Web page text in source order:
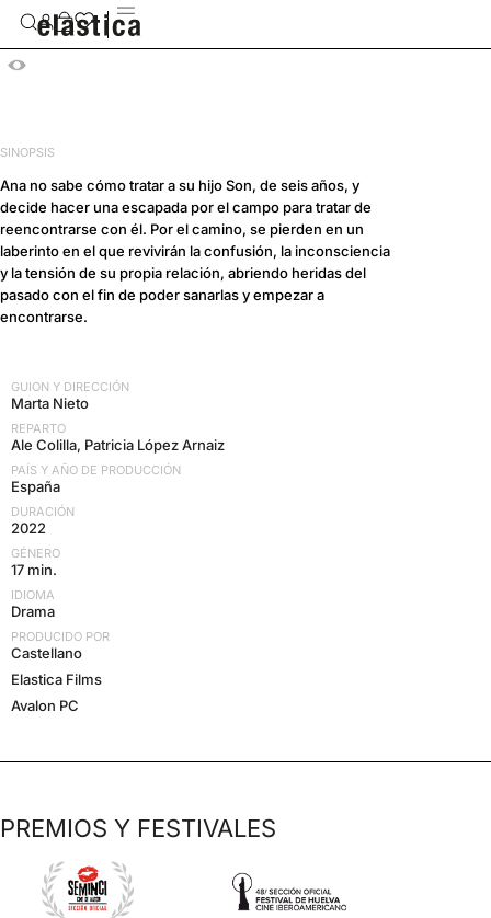
SINOPSIS
Ana no sabe cómo tratar a su hijo Son, de seis años, y
decide hacer una escapada por el campo para tratar de
reencontrarse con él. Por el camino, se pierden en un
laberinto en el que revivirán la confusión, la inconsciencia
y la tensión de su propia relación, abriendo heridas del
pasado con el fin de poder sanarlas y empezar a
encontrarse.
GUION Y DIRECCIÓN
Marta Nieto
REPARTO
Ale Colilla, Patricia López Arnaiz
PAÍS Y AÑO DE PRODUCCIÓN
España
DURACIÓN
2022
GÉNERO
17 min.
IDIOMA
Drama
PRODUCIDO POR
Castellano
Elastica Films
Avalon PC
PREMIOS Y FESTIVALES